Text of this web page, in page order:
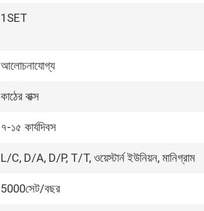
1SET
আলোচনাযোগ্য
কাঠের বাক্স
৭-১৫ কার্যদিবস
L/C, D/A, D/P, T/T, ওয়েস্টার্ন ইউনিয়ন, মানিগ্রাম
5000সেট/বছর